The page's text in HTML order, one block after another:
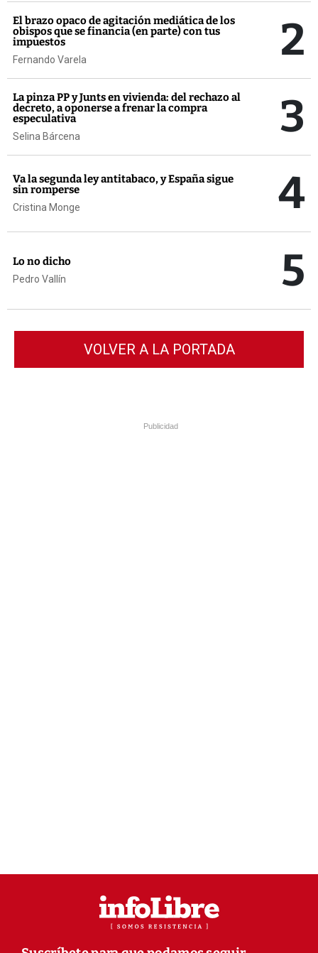
El brazo opaco de agitación mediática de los
obispos que se financia (en parte) con tus
impuestos
Fernando Varela 2
La pinza PP y Junts en vivienda: del rechazo al
decreto, a oponerse a frenar la compra
especulativa
Selina Bárcena 3
Va la segunda ley antitabaco, y España sigue
sin romperse
Cristina Monge 4
Lo no dicho
Pedro Vallín 5
VOLVER A LA PORTADA
Publicidad